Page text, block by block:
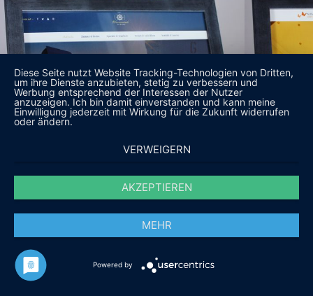
Diese Seite nutzt Website Tracking-Technologien von Dritten,
um ihre Dienste anzubieten, stetig zu verbessern und
Werbung entsprechend der Interessen der Nutzer
anzuzeigen. Ich bin damit einverstanden und kann meine
Einwilligung jederzeit mit Wirkung für die Zukunft widerrufen
oder ändern.
VERWEIGERN
AKZEPTIEREN
MEHR
Powered by